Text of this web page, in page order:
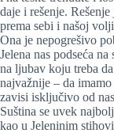
daje i rešenje.
prema sebi i našoj
Ona je nepogrešivo
Jelena nas podseća
na ljubav koju treba
najvažnije – da
zavisi isključivo od
Suština se uvek
kao u Jeleninim